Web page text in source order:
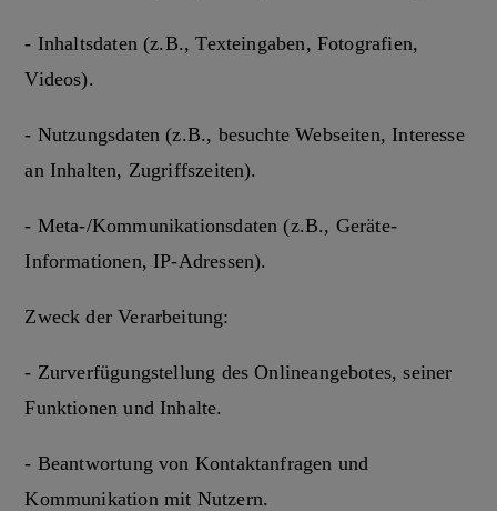
- Inhaltsdaten (z.B., Texteingaben, Fotografien,
Videos).
- Nutzungsdaten (z.B., besuchte Webseiten, Interesse
an Inhalten, Zugriffszeiten).
- Meta-/Kommunikationsdaten (z.B., Geräte-
Informationen, IP-Adressen).
Zweck der Verarbeitung:
- Zurverfügungstellung des Onlineangebotes, seiner
Funktionen und Inhalte.
- Beantwortung von Kontaktanfragen und
Kommunikation mit Nutzern.